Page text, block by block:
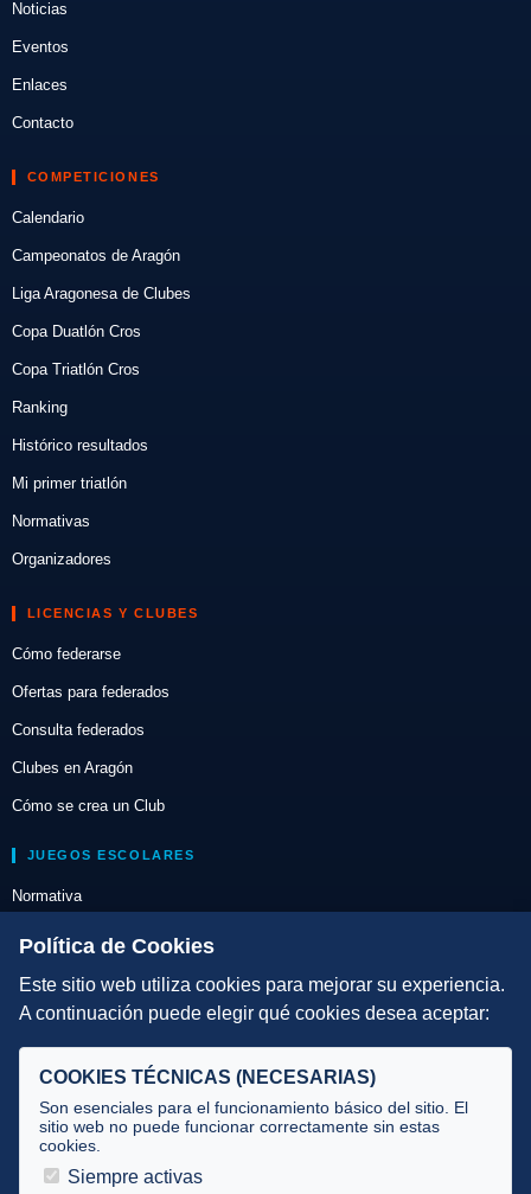
Noticias
Eventos
Enlaces
Contacto
COMPETICIONES
Calendario
Campeonatos de Aragón
Liga Aragonesa de Clubes
Copa Duatlón Cros
Copa Triatlón Cros
Ranking
Histórico resultados
Mi primer triatlón
Normativas
Organizadores
LICENCIAS Y CLUBES
Cómo federarse
Ofertas para federados
Consulta federados
Clubes en Aragón
Cómo se crea un Club
JUEGOS ESCOLARES
Normativa
Escuelas de Triatlón
DIRECCIÓN TÉCNICA
Selecciones
Tecnificación
JUECES Y OFICIALES
Política de Cookies
Este sitio web utiliza cookies para mejorar su experiencia.
A continuación puede elegir qué cookies desea aceptar:
COOKIES TÉCNICAS (NECESARIAS)
Son esenciales para el funcionamiento básico del sitio. El
sitio web no puede funcionar correctamente sin estas
cookies.
Siempre activas